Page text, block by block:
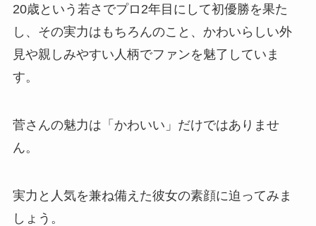
20歳という若さでプロ2年目にして初優勝を果た
し、その実力はもちろんのこと、かわいらしい外
見や親しみやすい人柄でファンを魅了していま
す。
菅さんの魅力は「かわいい」だけではありませ
ん。
実力と人気を兼ね備えた彼女の素顔に迫ってみま
しょう。